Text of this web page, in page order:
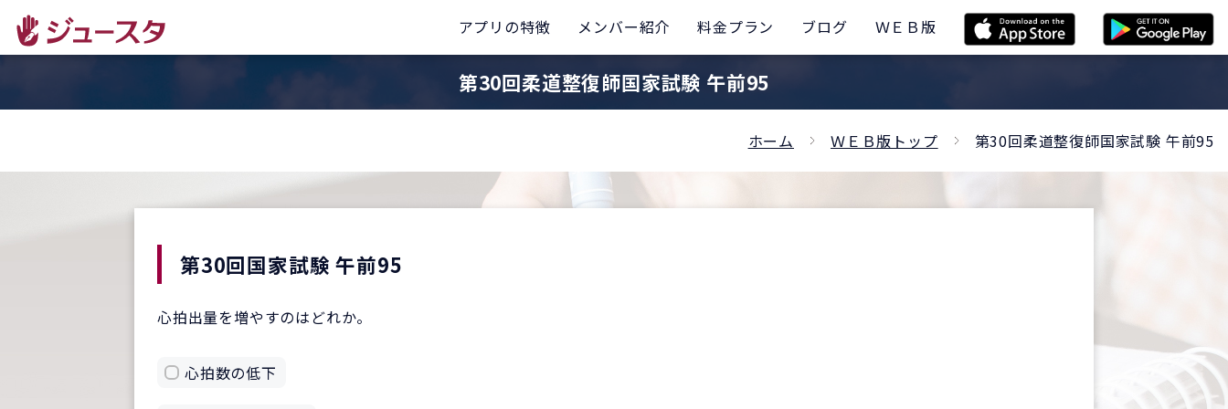
アプリの特徴 メンバー紹介 料金プラン ブログ ＷＥＢ版
第30回柔道整復師国家試験 午前95
ホーム ＷＥＢ版トップ 第30回柔道整復師国家試験 午前95
第30回国家試験 午前95
心拍出量を増やすのはどれか。
心拍数の低下